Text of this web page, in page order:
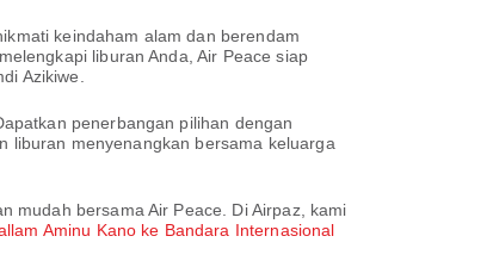
keindaham alam dan berendam
liburan Anda, Air Peace siap
Azikiwe.
penerbangan pilihan dengan
liburan menyenangkan bersama keluarga
mudah bersama Air Peace. Di Airpaz, kami
Aminu Kano ke Bandara Internasional